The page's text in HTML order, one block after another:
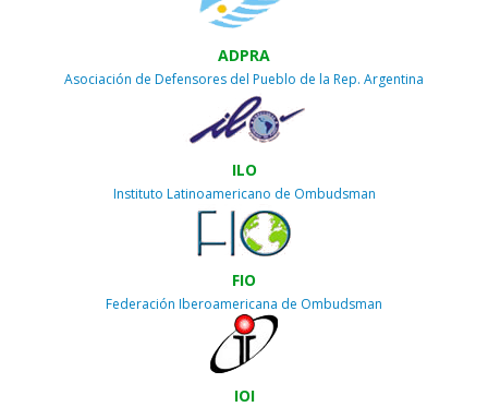
ADPRA
Asociación de Defensores del Pueblo de la Rep. Argentina
ILO
Instituto Latinoamericano de Ombudsman
FIO
Federación Iberoamericana de Ombudsman
IOI